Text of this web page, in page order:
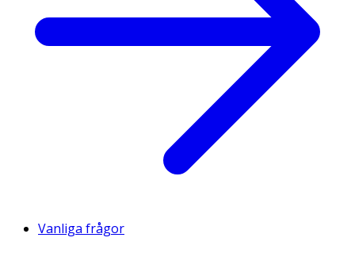
Vanliga frågor